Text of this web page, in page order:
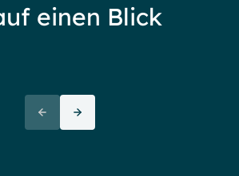
einen Blick
72+